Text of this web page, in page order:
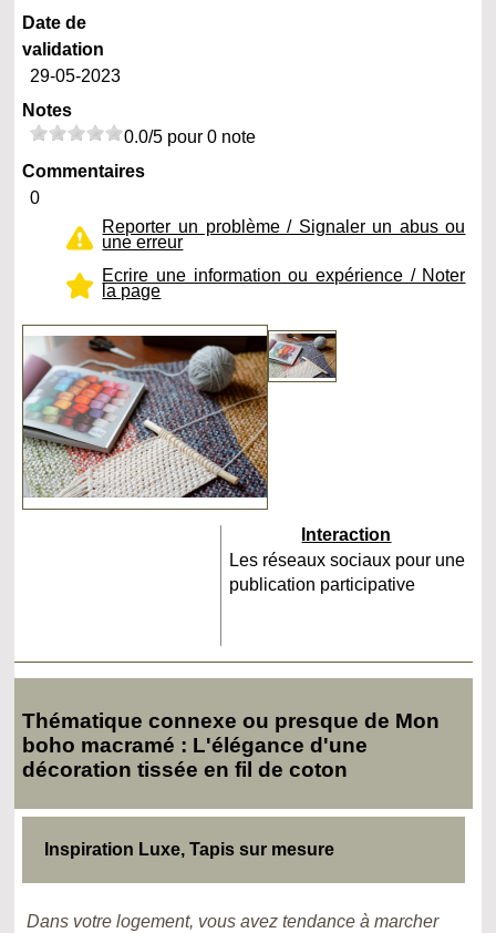
Date de
validation
29-05-2023
Notes
0.0/5 pour 0 note
Commentaires
0
Reporter un problème / Signaler un abus ou
une erreur
Ecrire une information ou expérience / Noter
la page
Interaction
Les réseaux sociaux pour une
publication participative
Thématique connexe ou presque de Mon
boho macramé : L'élégance d'une
décoration tissée en fil de coton
Inspiration Luxe, Tapis sur mesure
Dans votre logement, vous avez tendance à marcher